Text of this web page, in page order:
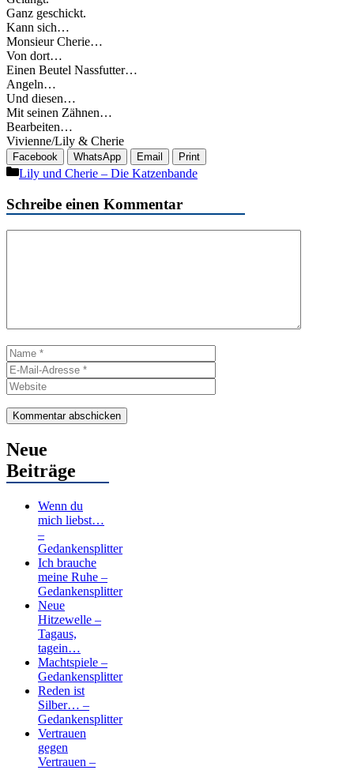
Ganz geschickt.
Kann sich…
Monsieur Cherie…
Von dort…
Einen Beutel Nassfutter…
Angeln…
Und diesen…
Mit seinen Zähnen…
Bearbeiten…
Vivienne/Lily & Cherie
Facebook WhatsApp Email Print
Kategorien
Lily und Cherie – Die Katzenbande
Schreibe einen Kommentar
Name
Mail-
Adresse
Neue
Beiträge
Wenn du
mich liebst…
–
Gedankensplitter
Ich brauche
meine Ruhe –
Gedankensplitter
Neue
Hitzewelle –
Tagaus,
tagein…
Machtspiele –
Gedankensplitter
Reden ist
Silber… –
Gedankensplitter
Vertrauen
gegen
Vertrauen –